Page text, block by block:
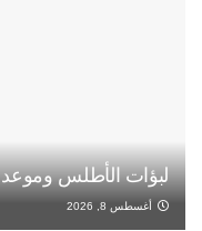
لبؤات الأطلس
أغسطس 8, 2026